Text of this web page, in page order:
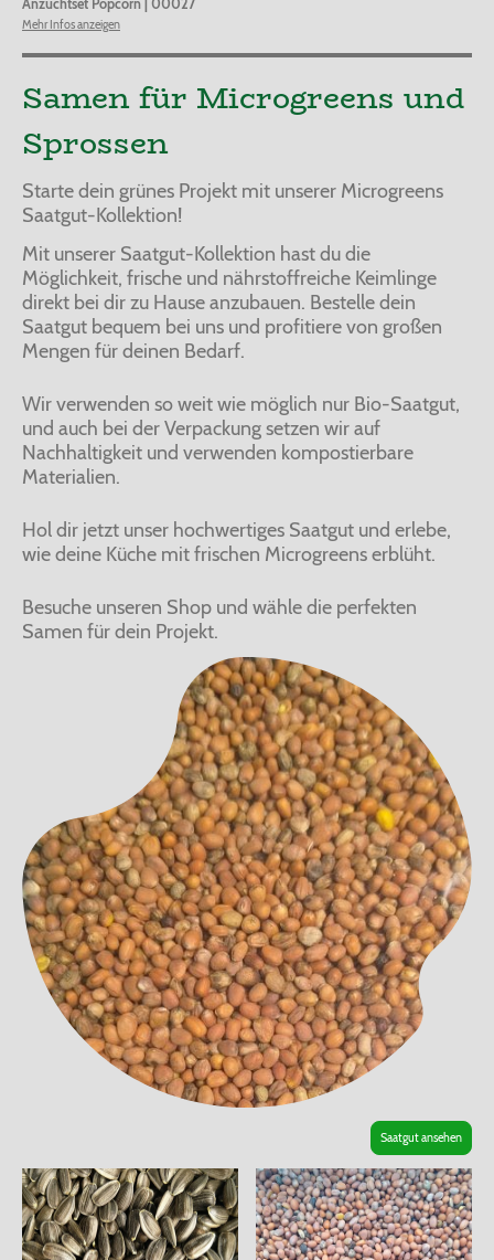
Anzuchtset Popcorn 00027
Mehr Infos anzeigen
Samen für Microgreens und
Sprossen
Starte dein grünes Projekt mit unserer Microgreens
Saatgut-Kollektion!
Mit unserer Saatgut-Kollektion hast du die
Möglichkeit, frische und nährstoffreiche Keimlinge
direkt bei dir zu Hause anzubauen. Bestelle dein
Saatgut bequem bei uns und profitiere von großen
Mengen für deinen Bedarf.
Wir verwenden so weit wie möglich nur Bio-Saatgut,
und auch bei der Verpackung setzen wir auf
Nachhaltigkeit und verwenden kompostierbare
Materialien.
Hol dir jetzt unser hochwertiges Saatgut und erlebe,
wie deine Küche mit frischen Microgreens erblüht.
Besuche unseren Shop und wähle die perfekten
Samen für dein Projekt.
Saatgut ansehen